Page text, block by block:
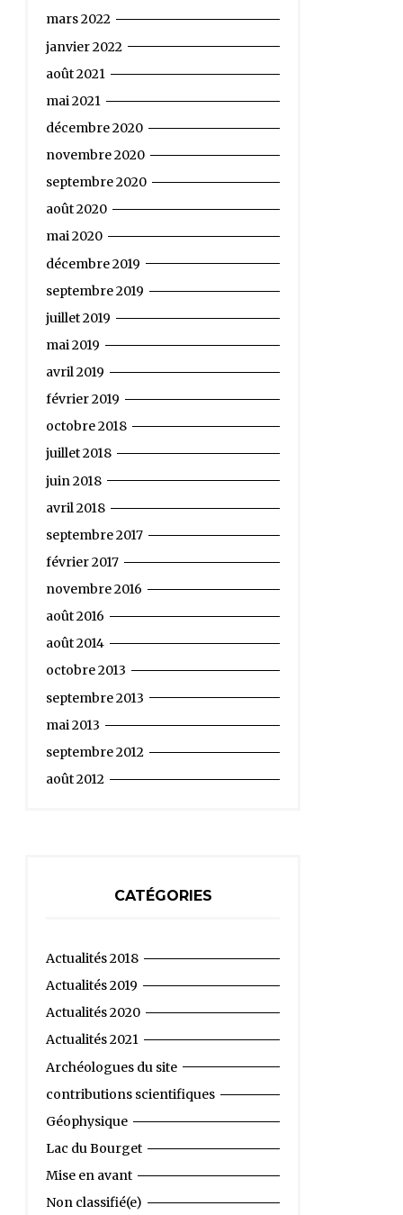
mars 2022
janvier 2022
août 2021
mai 2021
décembre 2020
novembre 2020
septembre 2020
août 2020
mai 2020
décembre 2019
septembre 2019
juillet 2019
mai 2019
avril 2019
février 2019
octobre 2018
juillet 2018
juin 2018
avril 2018
septembre 2017
février 2017
novembre 2016
août 2016
août 2014
octobre 2013
septembre 2013
mai 2013
septembre 2012
août 2012
CATÉGORIES
Actualités 2018
Actualités 2019
Actualités 2020
Actualités 2021
Archéologues du site
contributions scientifiques
Géophysique
Lac du Bourget
Mise en avant
Non classifié(e)